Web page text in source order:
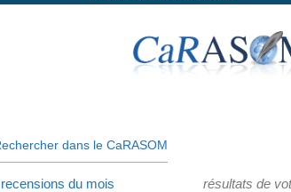
dans le CaRASOM
du mois résultats de